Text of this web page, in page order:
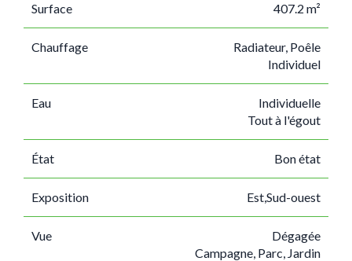
Surface 407.2 m²
Chauffage
Radiateur, Poêle
Individuel
Eau
Individuelle
Tout à l'égout
État Bon état
Exposition Est,Sud-ouest
Vue
Dégagée
Campagne, Parc, Jardin